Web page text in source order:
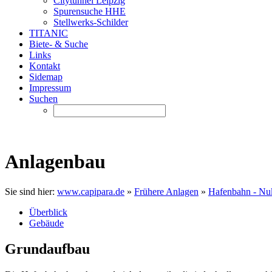
Spurensuche HHE
Stellwerks-Schilder
TITANIC
Biete- & Suche
Links
Kontakt
Sidemap
Impressum
Suchen
Anlagenbau
Sie sind hier: www.capipara.de » Frühere Anlagen » Hafenbahn -
Überblick
Gebäude
Grundaufbau